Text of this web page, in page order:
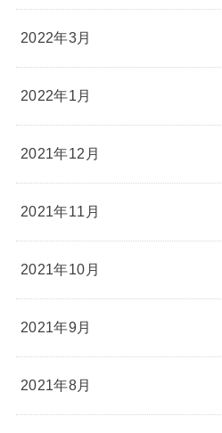
2022年3月
2022年1月
2021年12月
2021年11月
2021年10月
2021年9月
2021年8月